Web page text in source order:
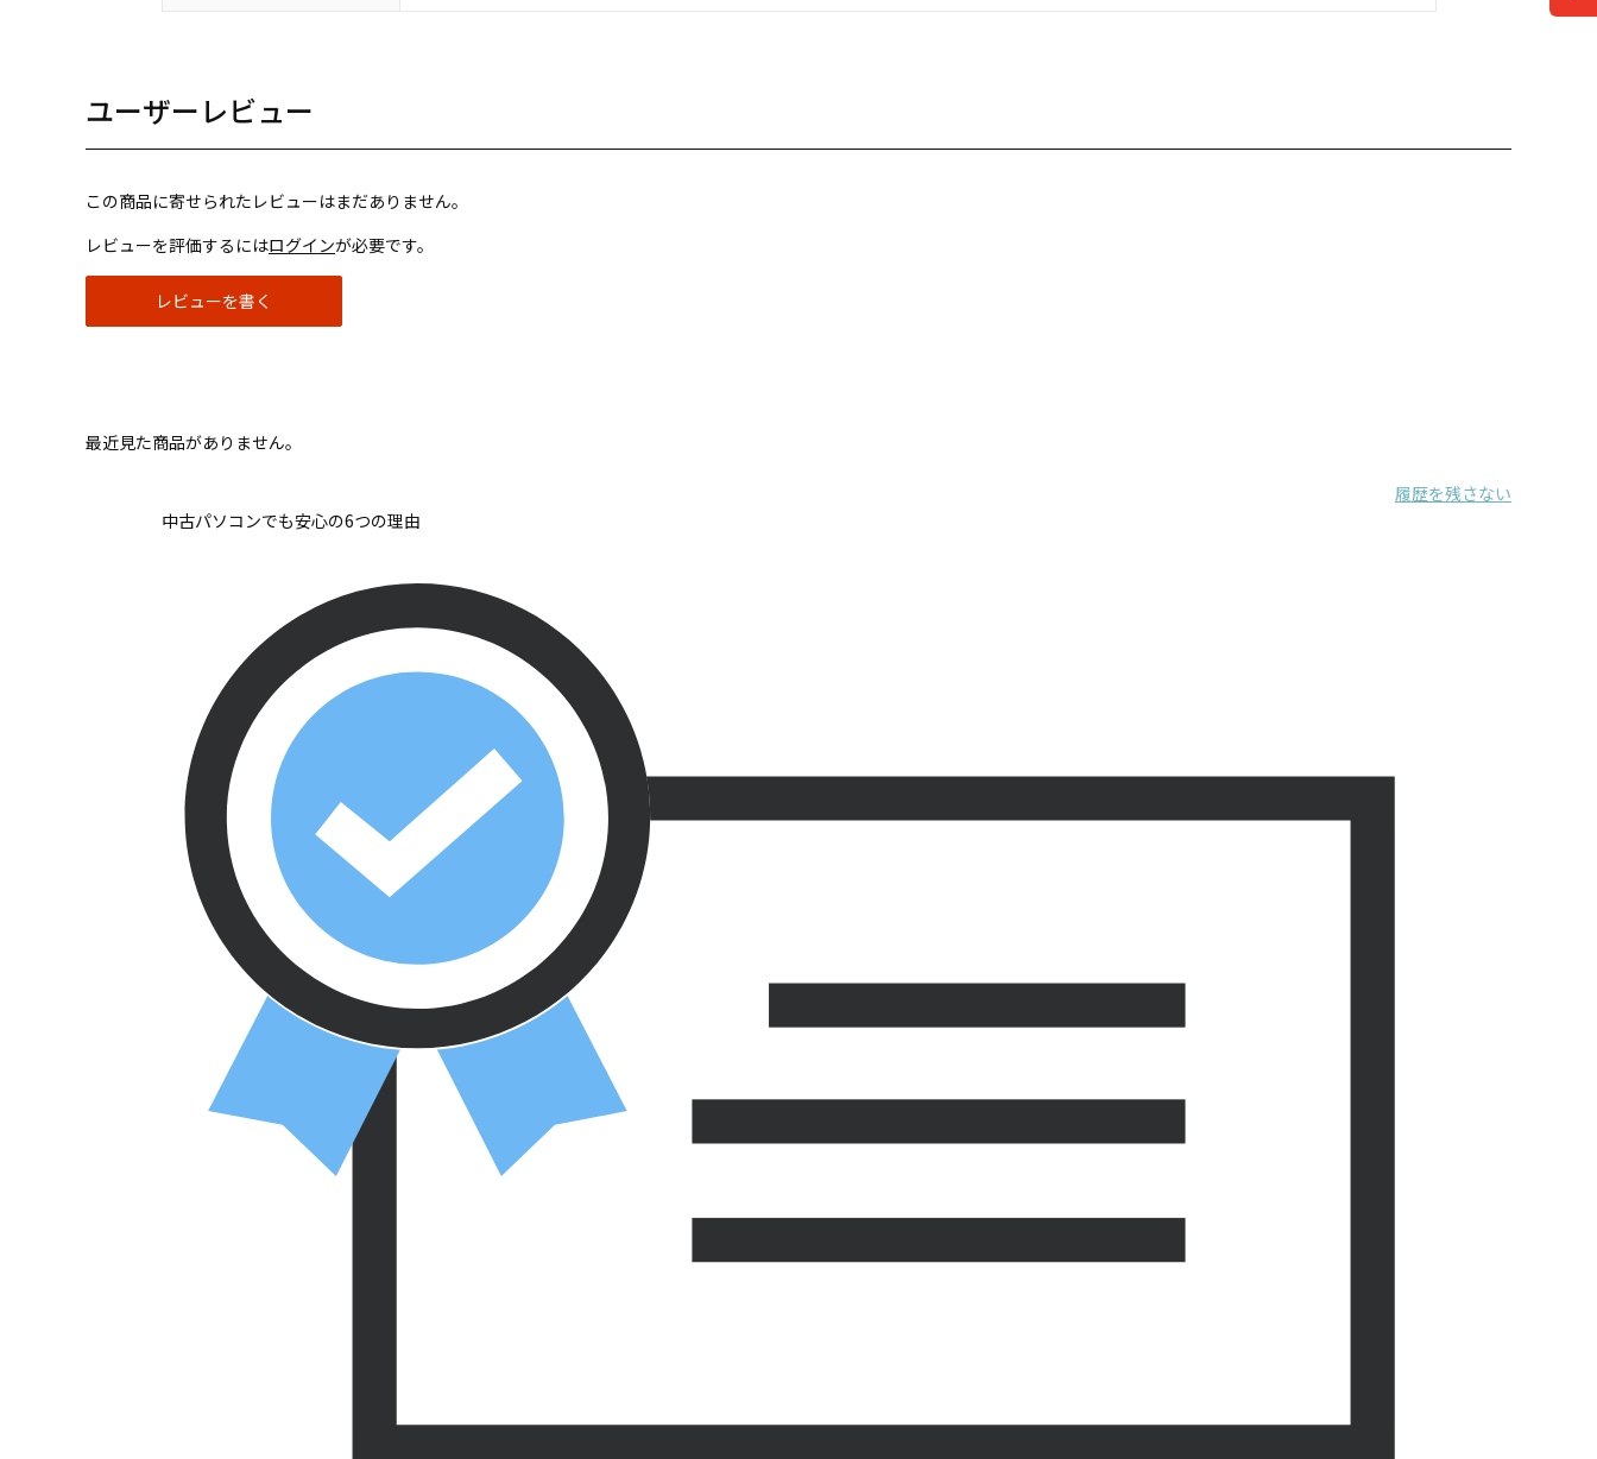
ユーザーレビュー
この商品に寄せられたレビューはまだありません。
レビューを評価するにはログインが必要です。
レビューを書く
最近見た商品がありません。
履歴を残さない
中古パソコンでも安心の6つの理由